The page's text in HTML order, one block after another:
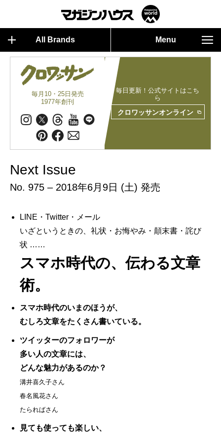
All Brands Menu
毎月10・25日発売
1977年創刊
毎日更新！公式サイトはこち
ら
クロワッサンオンライン
Next Issue
No. 975 – 2018年6月9日 (土) 発売
LINE・Twitter・メール
いざというときの、礼状・お悔やみ・顛末書・詫び
状 ……
スマホ時代の、伝わる文章
術。
スマホ時代のいまのほうが、
むしろ文章をたくさん書いている。
ツイッターのフォロワーが
多い人の文章には、
どんな魅力があるのか？
溝井喜久子さん
春名風花さん
たらればさん
見ても使っても楽しい、